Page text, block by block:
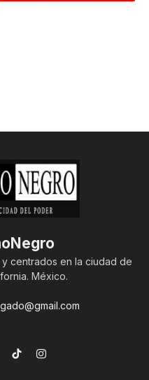
centrados en la ciudad de
México.
TikTokInstagram